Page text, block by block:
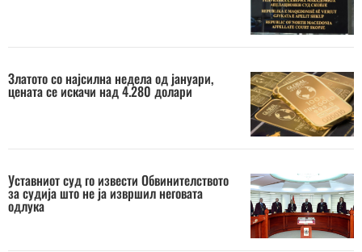
Златото со најсилна недела од јануари,
цената се искачи над 4.280 долари
Уставниот суд го извести Обвинителството
за судија што не ја извршил неговата
одлука